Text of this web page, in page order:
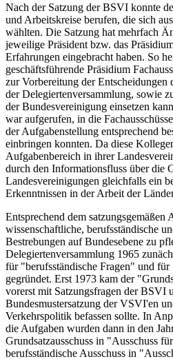
Nach der Satzung der BSVI konnte
und Arbeitskreise berufen, die sich
wählten. Die Satzung hat mehrfach
jeweilige Präsident bzw. das
Erfahrungen eingebracht haben. So
geschäftsführende Präsidium
zur Vorbereitung der Entscheidungen
der Delegiertenversammlung, sowie
der Bundesvereinigung einsetzen
war aufgerufen, in die
der Aufgabenstellung entsprechend
einbringen konnten. Da diese
Aufgabenbereich in ihrer
durch den Informationsfluss über die
Landesvereinigungen gleichfalls ein
Erkenntnissen in der Arbeit der
Entsprechend dem satzungsgemäßen
wissenschaftliche, berufsständische
Bestrebungen auf Bundesebene zu
Delegiertenversammlung 1965
für "berufsständische Fragen" und
gegründet. Erst 1973 kam der
vorerst mit Satzungsfragen der BSVI
Bundesmustersatzung der VSVI'en
Verkehrspolitik befassen sollte. In
die Aufgaben wurden dann in den
Grundsatzausschuss in "Ausschuss
berufsständische Ausschuss in